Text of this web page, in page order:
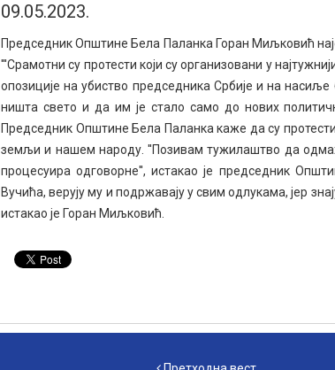
09.05.2023.
Председник Општине Бела Паланка Горан Миљковић
'''Срамотни су протести који су организовани у
опoзиције на убиство председника Србије и на
ништа свето и да им је стало само до нових
Председник Општине Бела Паланка каже да су
земљи и нашем народу. ''Позивам тужилаштво да
процесуира одговорне'', истакао је председник
Вучића, верују му и подржавају у свим одлукама, јер
истакао је Горан Миљковић.